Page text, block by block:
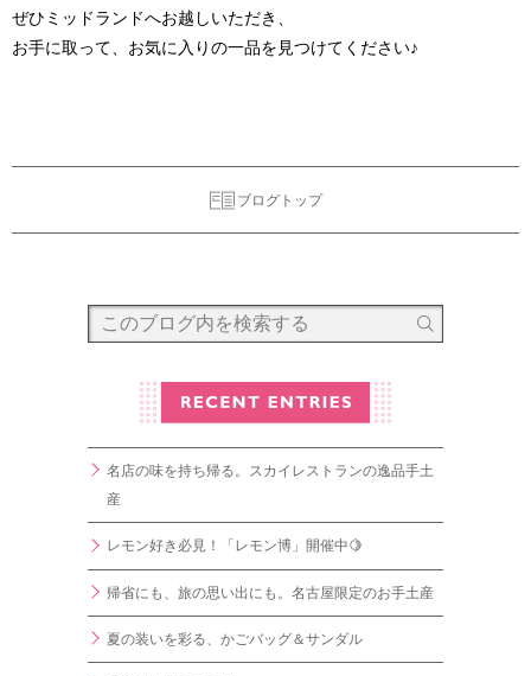
ぜひミッドランドへお越しいただき、
お手に取って、お気に入りの一品を見つけてください♪
ブログトップ
名店の味を持ち帰る。スカイレストランの逸品手土
産
レモン好き必見！「レモン博」開催中🍋
帰省にも、旅の思い出にも。名古屋限定のお手土産
夏の装いを彩る、かごバッグ＆サンダル